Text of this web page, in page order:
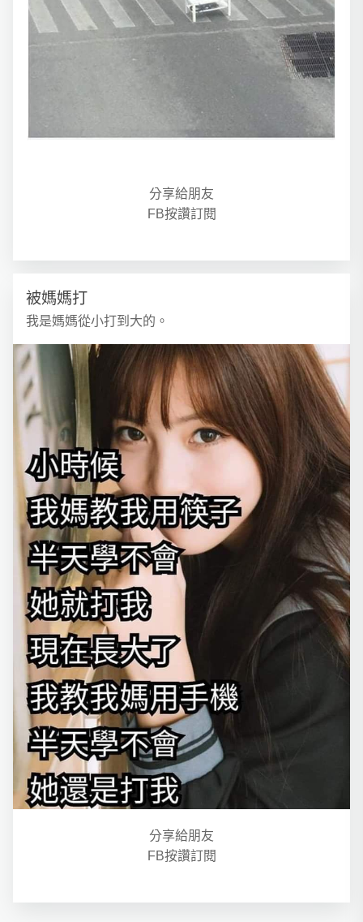
分享給朋友
FB按讚訂閱
被媽媽打
我是媽媽從小打到大的。
分享給朋友
FB按讚訂閱